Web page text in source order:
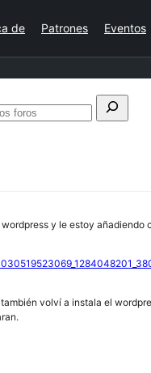
de Patrones Eventos
Buscar
y le estoy
volví a instala el